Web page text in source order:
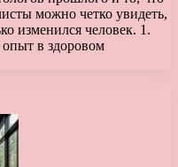
можно четко увидеть,
изменился человек. 1.
в здоровом